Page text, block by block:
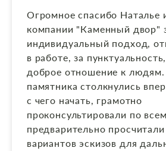
Огромное спасибо Наталье
компании "Каменный двор"
индивидуальный подход,
в работе, за
доброе отношение к людям.
памятника столкнулись
с чего начать, грамотно
проконсультировали по
предварительно
вариантов эскизов для